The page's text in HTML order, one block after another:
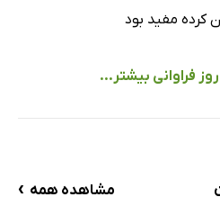
کرده مفید بود
فراوانی بیشتر...
مشاهده همه ›